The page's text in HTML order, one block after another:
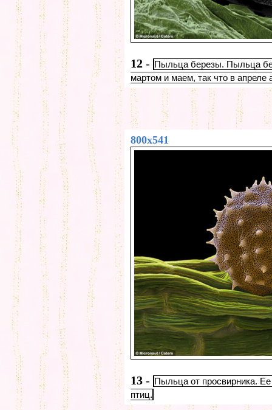
12 - Пыльца березы. Пыльца
мартом и маем, так что в апреле
800x541
13 - Пыльца от просвирника.
птиц.